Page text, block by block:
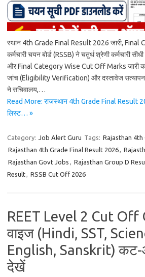
स्थान 4th Grade Final Result 2026 जारी, Final
कर्मचारी चयन बोर्ड (RSSB) ने चतुर्थ श्रेणी कर्मचारी
और Final Category Wise Cut Off Marks जारी कर
जांच (Eligibility Verification) और दस्तावेज सत्यापन के
ने सचिवालय,…
Read More: राजस्थान 4th Grade Final Result
लिस्ट… »
Category: Job Alert Guru Tags: Rajasthan 4th
Rajasthan 4th Grade Final Result 2026,
Rajasthan Govt Jobs , Rajasthan Group D
Result, RSSB Cut Off 2026
REET Level 2 Cut Off
वाइज (Hindi, SST,
English, Sanskrit) कट-
देखें